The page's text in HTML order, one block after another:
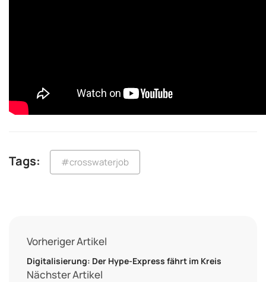
Tags: #crosswaterjob
Vorheriger Artikel
Digitalisierung: Der Hype-Express fährt im Kreis
Nächster Artikel